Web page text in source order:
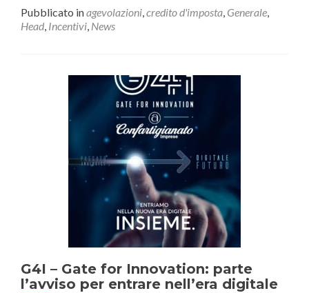
Pubblicato inagevolazioni,credito d'imposta, Generale,
Head, Incentivi, News
G4I – Gate for Innovation: parte
l’avviso per entrare nell’era digitale